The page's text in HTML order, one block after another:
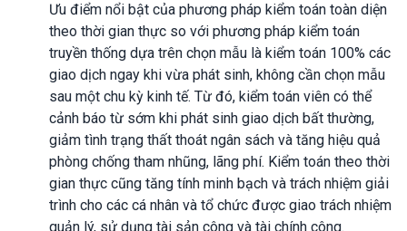
Ưu điểm nổi bật của phương pháp kiểm toán toàn diện
theo thời gian thực so với phương pháp kiểm toán
truyền thống dựa trên chọn mẫu là kiểm toán 100% các
giao dịch ngay khi vừa phát sinh, không cần chọn mẫu
sau một chu kỳ kinh tế. Từ đó, kiểm toán viên có thể
cảnh báo từ sớm khi phát sinh giao dịch bất thường,
giảm tình trạng thất thoát ngân sách và tăng hiệu quả
phòng chống tham nhũng, lãng phí. Kiểm toán theo thời
gian thực cũng tăng tính minh bạch và trách nhiệm giải
trình cho các cá nhân và tổ chức được giao trách nhiệm
quản lý, sử dụng tài sản công và tài chính công.